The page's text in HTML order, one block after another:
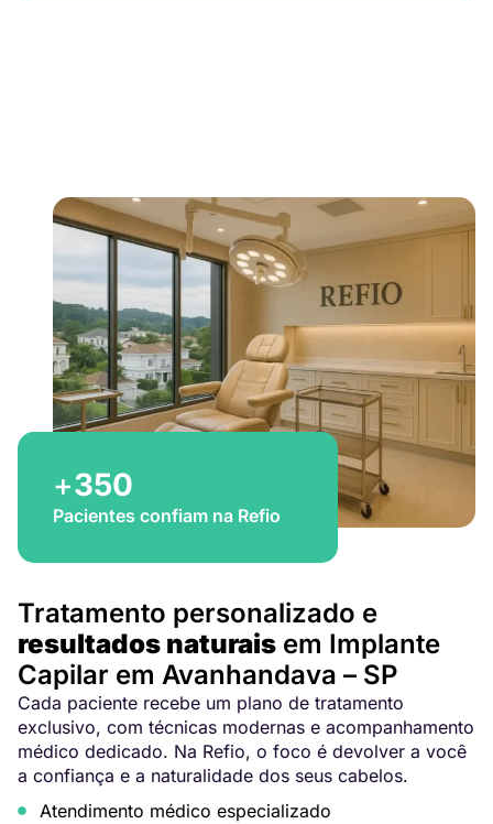
+350
Pacientes confiam na Refio
Tratamento personalizado e
resultados naturais em Implante
Capilar em Avanhandava – SP
Cada paciente recebe um plano de tratamento
exclusivo, com técnicas modernas e acompanhamento
médico dedicado. Na Refio, o foco é devolver a você
a confiança e a naturalidade dos seus cabelos.
Atendimento médico especializado